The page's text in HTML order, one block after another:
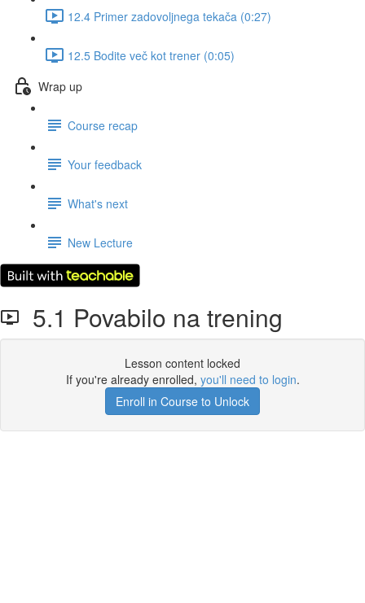
12.4 Primer zadovoljnega tekača (0:27)
12.5 Bodite več kot trener (0:05)
Wrap up
Course recap
Your feedback
What's next
New Lecture
5.1 Povabilo na trening
Lesson content locked
If you're already enrolled, you'll need to login.
Enroll in Course to Unlock